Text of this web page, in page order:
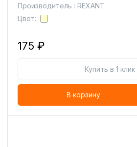
Производитель : REXANT
Цвет:
175 ₽
Купить в 1 клик
В корзину